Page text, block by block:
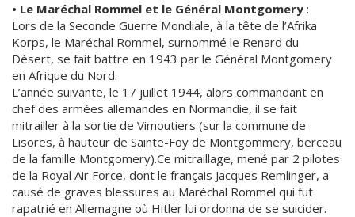
• Le Maréchal Rommel et le Général Montgomery :
Lors de la Seconde Guerre Mondiale, à la tête de l’Afrika
Korps, le Maréchal Rommel, surnommé le Renard du
Désert, se fait battre en 1943 par le Général Montgomery
en Afrique du Nord.
L’année suivante, le 17 juillet 1944, alors commandant en
chef des armées allemandes en Normandie, il se fait
mitrailler à la sortie de Vimoutiers (sur la commune de
Lisores, à hauteur de Sainte-Foy de Montgommery, berceau
de la famille Montgomery).Ce mitraillage, mené par 2 pilotes
de la Royal Air Force, dont le français Jacques Remlinger, a
causé de graves blessures au Maréchal Rommel qui fut
rapatrié en Allemagne où Hitler lui ordonna de se suicider.